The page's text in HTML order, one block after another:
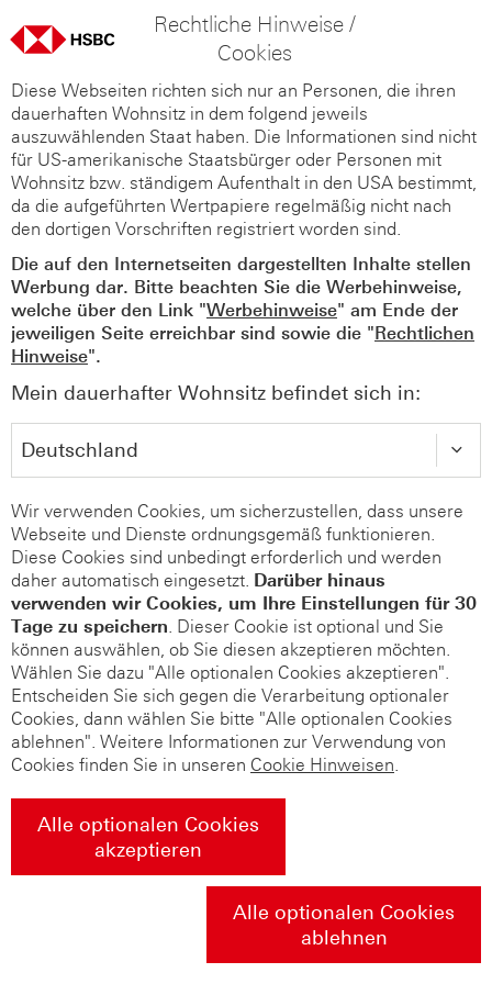
Rechtliche Hinweise /
Cookies
Diese Webseiten richten sich nur an Personen, die ihren
dauerhaften Wohnsitz in dem folgend jeweils
auszuwählenden Staat haben. Die Informationen sind nicht
für US-amerikanische Staatsbürger oder Personen mit
Wohnsitz bzw. ständigem Aufenthalt in den USA bestimmt,
da die aufgeführten Wertpapiere regelmäßig nicht nach
den dortigen Vorschriften registriert worden sind.
Die auf den Internetseiten dargestellten Inhalte stellen
Werbung dar. Bitte beachten Sie die Werbehinweise,
welche über den Link "Werbehinweise" am Ende der
jeweiligen Seite erreichbar sind sowie die "Rechtlichen
Hinweise".
Mein dauerhafter Wohnsitz befindet sich in:
Wir verwenden Cookies, um sicherzustellen, dass unsere
Webseite und Dienste ordnungsgemäß funktionieren.
Diese Cookies sind unbedingt erforderlich und werden
daher automatisch eingesetzt. Darüber hinaus
verwenden wir Cookies, um Ihre Einstellungen für 30
Tage zu speichern. Dieser Cookie ist optional und Sie
können auswählen, ob Sie diesen akzeptieren möchten.
Wählen Sie dazu "Alle optionalen Cookies akzeptieren".
Entscheiden Sie sich gegen die Verarbeitung optionaler
Cookies, dann wählen Sie bitte "Alle optionalen Cookies
ablehnen". Weitere Informationen zur Verwendung von
Cookies finden Sie in unseren Cookie Hinweisen.
Alle optionalen Cookies
akzeptieren
Alle optionalen Cookies
ablehnen